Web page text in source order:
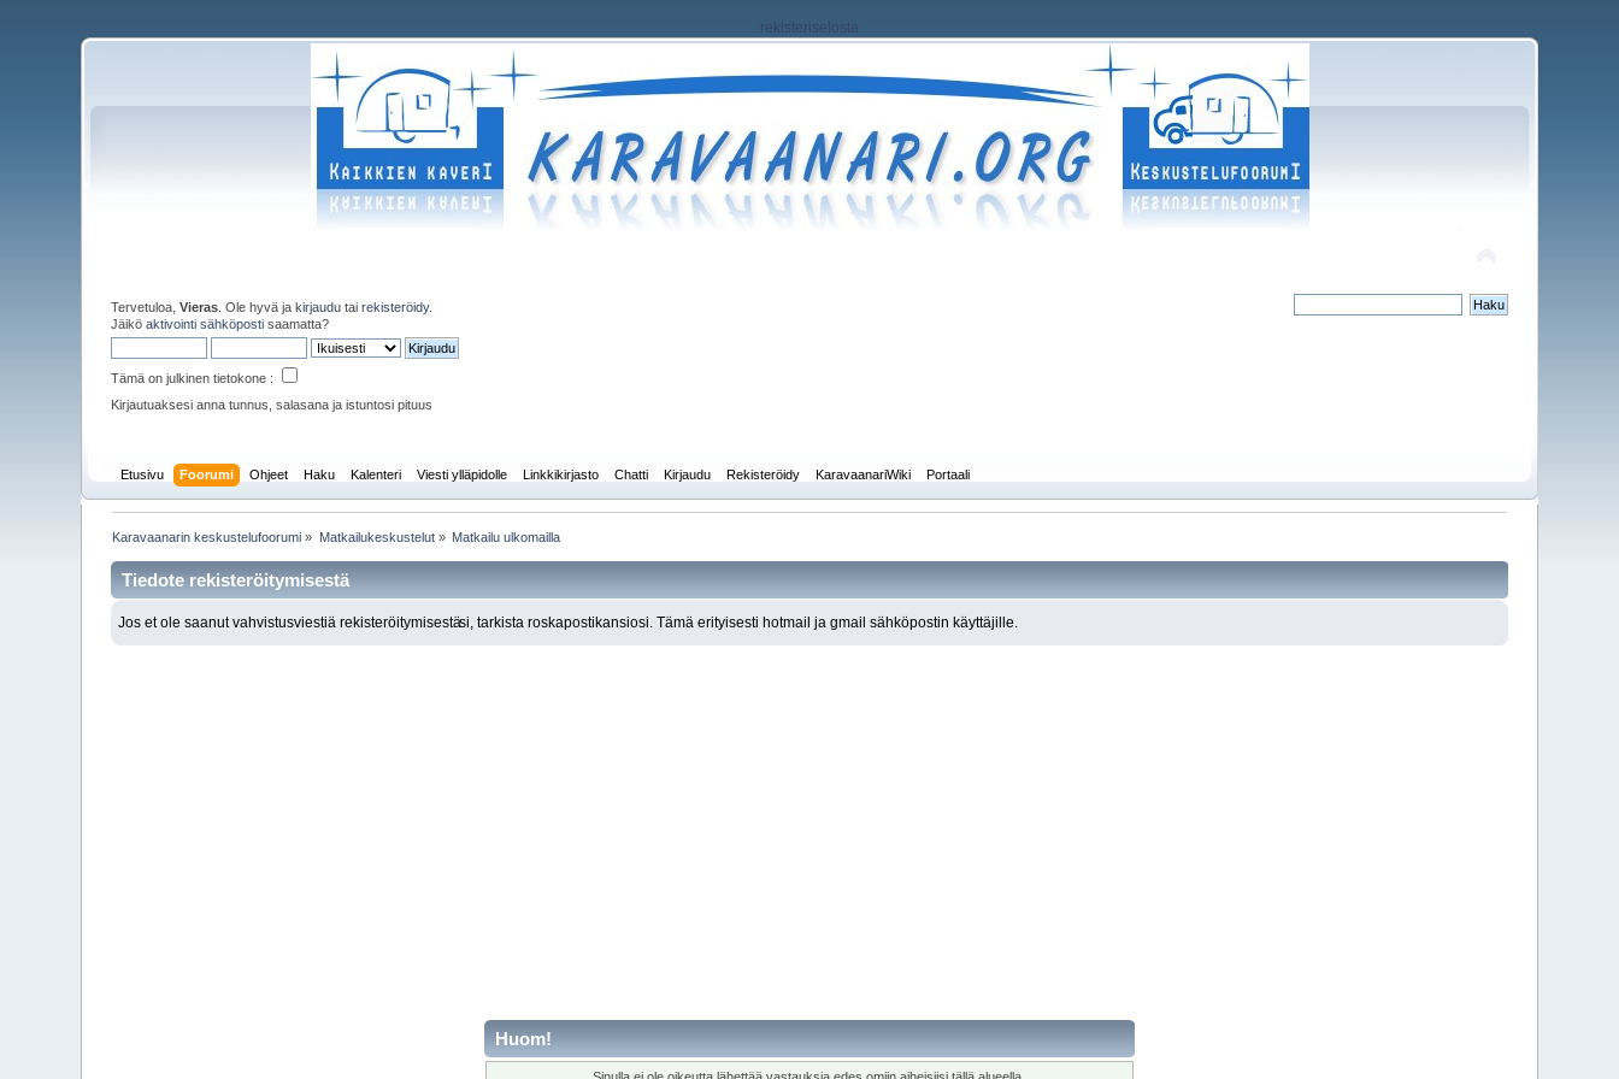
rekisteriseloste
Tervetuloa,Vieras . Ole hyvä jakirjaudu tairekisteröidy.
Jäiköaktivointi sähköposti saamatta?
Tämä on julkinen tietokone :
Kirjautuaksesi anna tunnus, salasana ja istuntosi pituus
Etusivu Foorumi Ohjeet Haku Kalenteri Viesti ylläpidolle Linkkikirjasto Chatti Kirjaudu Rekisteröidy KaravaanariWiki Portaali
Karavaanarin keskustelufoorumi » Matkailukeskustelut» Matkailu ulkomailla
Tiedote rekisteröitymisestä
Jos et ole saanut vahvistusviestiä rekisteröitymisestäsi, tarkista roskapostikansiosi. Tämä erityisesti hotmail ja gmail sähköpostin käyttäjille.
Huom!